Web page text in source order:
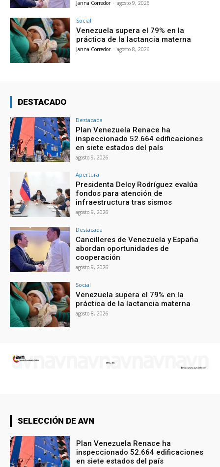
Janna Corredor - agosto 9, 2026
Social
Venezuela supera el 79% en la
práctica de la lactancia materna
Janna Corredor - agosto 8, 2026
DESTACADO
Destacada
Plan Venezuela Renace ha
inspeccionado 52.664 edificaciones
en siete estados del país
agosto 9, 2026
Apertura
Presidenta Delcy Rodríguez evalúa
fondos para atención de
infraestructura tras sismos
agosto 9, 2026
Destacada
Cancilleres de Venezuela y España
abordan oportunidades de
cooperación
agosto 9, 2026
Social
Venezuela supera el 79% en la
práctica de la lactancia materna
agosto 8, 2026
SELECCIÓN DE AVN
Plan Venezuela Renace ha
inspeccionado 52.664 edificaciones
en siete estados del país